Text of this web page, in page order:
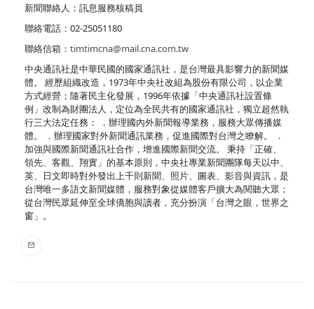
新聞聯絡人：訊息服務核稿員
聯絡電話：02-25051180
聯絡信箱： timtimcna@mail.cna.com.tw
中央通訊社是中華民國的國家通訊社，是台灣最具影響力的新聞媒
體。 經歷組織改造，1973年中央社改組為股份有限公司，以企業
方式經營；隨著民主化發展，1996年依據「中央通訊社設置條
例」改制為財團法人，定位為全民共有的國家通訊社，獨立超然執
行三大法定任務： ．辦理國內外新聞報導業務，服務大眾傳播媒
體。 ．辦理國家對外新聞通訊業務，促進國際對台灣之瞭解。 ．
加強與國際新聞通訊社合作，增進國際新聞交流。 秉持「正確、
領先、客觀、翔實」的基本原則，中央社專業新聞團隊每天以中、
英、日文即時對外發出上千則新聞、照片、圖表、影音與資訊，是
台灣唯一多語文新聞媒體，服務對象從媒體客戶擴大為閱聽大眾；
從台灣民眾延伸至全球僑胞與讀者，充分扮演「台灣之眼，世界之
窗」。